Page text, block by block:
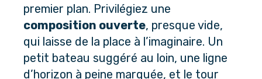
composition ouverte, presque vide,
qui laisse de la place à l’imaginaire. Un
petit bateau suggéré au loin, une ligne
d’horizon à peine marquée, et le tour